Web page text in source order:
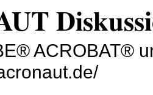
ACROBAT®